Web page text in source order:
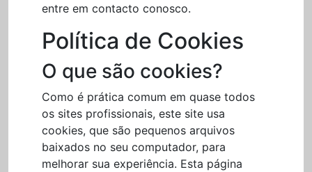
entre em contacto conosco.
Política de Cookies
O que são cookies?
Como é prática comum em quase todos
os sites profissionais, este site usa
cookies, que são pequenos arquivos
baixados no seu computador, para
melhorar sua experiência. Esta página